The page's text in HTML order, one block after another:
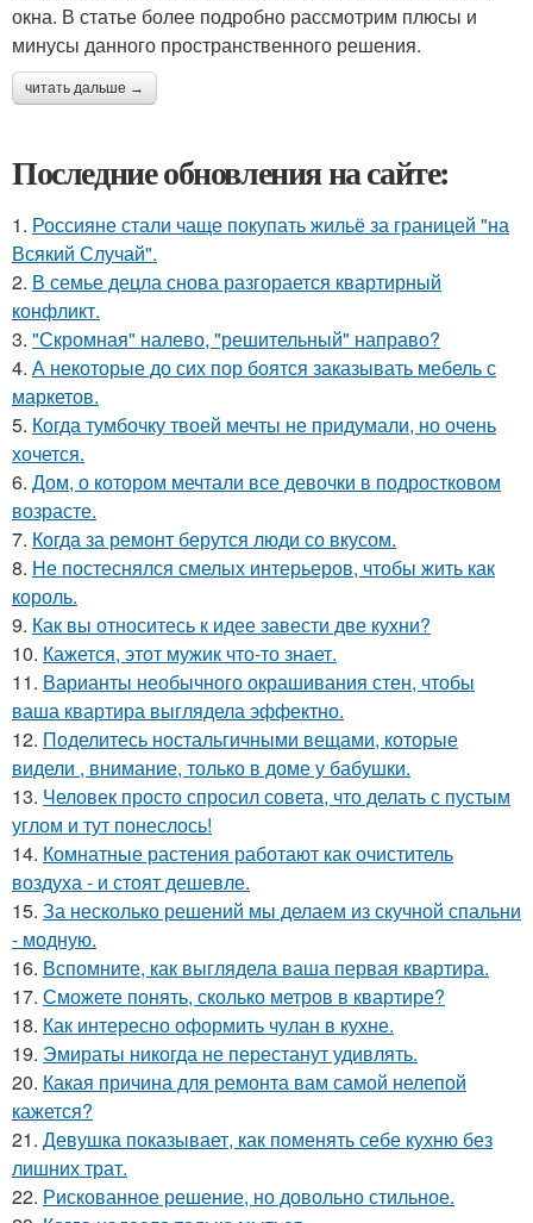
окна. В статье более подробно рассмотрим плюсы и
минусы данного пространственного решения.
читать дальше →
Последние обновления на сайте:
1. Россияне стали чаще покупать жильё за границей "на
Всякий Случай".
2. В семье децла снова разгорается квартирный
конфликт.
3. "Скромная" налево, "решительный" направо?
4. А некоторые до сих пор боятся заказывать мебель с
маркетов.
5. Когда тумбочку твоей мечты не придумали, но очень
хочется.
6. Дом, о котором мечтали все девочки в подростковом
возрасте.
7. Когда за ремонт берутся люди со вкусом.
8. Не постеснялся смелых интерьеров, чтобы жить как
король.
9. Как вы относитесь к идее завести две кухни?
10. Кажется, этот мужик что-то знает.
11. Варианты необычного окрашивания стен, чтобы
ваша квартира выглядела эффектно.
12. Поделитесь ностальгичными вещами, которые
видели , внимание, только в доме у бабушки.
13. Человек просто спросил совета, что делать с пустым
углом и тут понеслось!
14. Комнатные растения работают как очиститель
воздуха - и стоят дешевле.
15. За несколько решений мы делаем из скучной спальни
- модную.
16. Вспомните, как выглядела ваша первая квартира.
17. Сможете понять, сколько метров в квартире?
18. Как интересно оформить чулан в кухне.
19. Эмираты никогда не перестанут удивлять.
20. Какая причина для ремонта вам самой нелепой
кажется?
21. Девушка показывает, как поменять себе кухню без
лишних трат.
22. Рискованное решение, но довольно стильное.